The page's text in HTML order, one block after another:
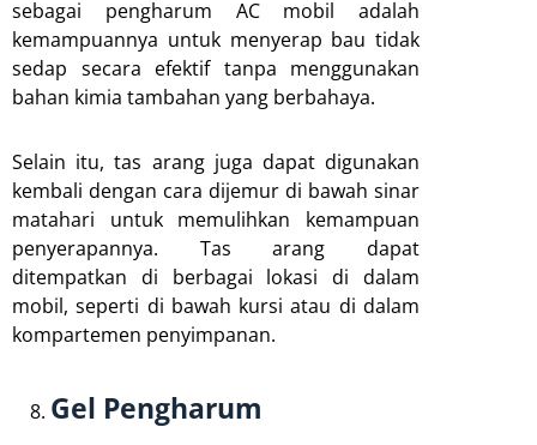
sebagai pengharum AC mobil adalah
kemampuannya untuk menyerap bau tidak
sedap secara efektif tanpa menggunakan
bahan kimia tambahan yang berbahaya.
Selain itu, tas arang juga dapat digunakan
kembali dengan cara dijemur di bawah sinar
matahari untuk memulihkan kemampuan
penyerapannya. Tas arang dapat
ditempatkan di berbagai lokasi di dalam
mobil, seperti di bawah kursi atau di dalam
kompartemen penyimpanan.
Gel Pengharum